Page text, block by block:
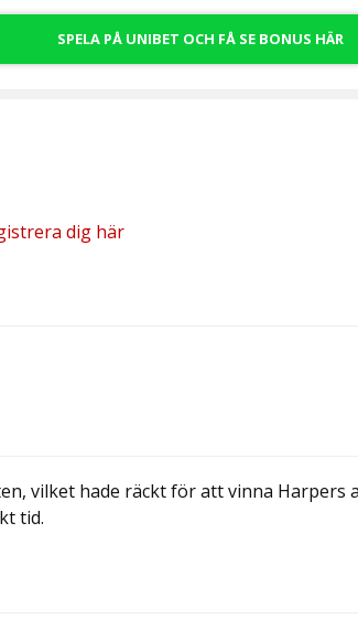
SPELA PÅ UNIBET OCH FÅ SE BONUS HÄR
dig här
vilket hade räckt för att vinna Harpers
tid.